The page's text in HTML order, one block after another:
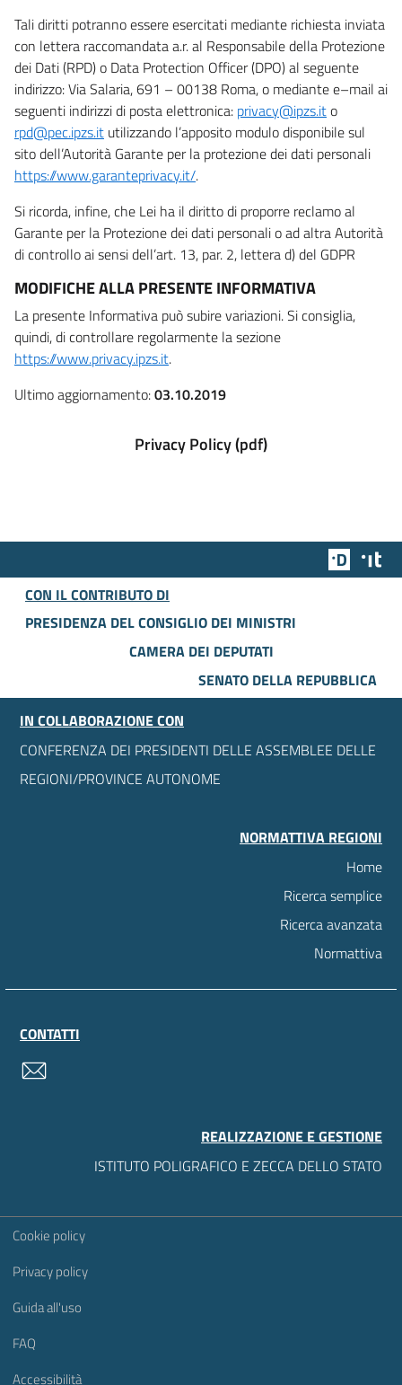
Tali diritti potranno essere esercitati mediante richiesta inviata
con lettera raccomandata a.r. al Responsabile della Protezione
dei Dati (RPD) o Data Protection Officer (DPO) al seguente
indirizzo: Via Salaria, 691 – 00138 Roma, o mediante e–mail ai
seguenti indirizzi di posta elettronica: privacy@ipzs.ito
rpd@pec.ipzs.it utilizzando l’apposito modulo disponibile sul
sito dell’Autorità Garante per la protezione dei dati personali
https://www.garanteprivacy.it/.
Si ricorda, infine, che Lei ha il diritto di proporre reclamo al
Garante per la Protezione dei dati personali o ad altra Autorità
di controllo ai sensi dell’art. 13, par. 2, lettera d) del GDPR
MODIFICHE ALLA PRESENTE INFORMATIVA
La presente Informativa può subire variazioni. Si consiglia,
quindi, di controllare regolarmente la sezione
https://www.privacy.ipzs.it.
Ultimo aggiornamento:03.10.2019
Privacy Policy (pdf)
Team
CON IL CONTRIBUTO DI
PRESIDENZA DEL CONSIGLIO DEI MINISTRI
CAMERA DEI DEPUTATI
SENATO DELLA REPUBBLICA
IN COLLABORAZIONE CON
CONFERENZA DEI PRESIDENTI DELLE ASSEMBLEE DELLE
REGIONI/PROVINCE AUTONOME
NORMATTIVA REGIONI
Home
Ricerca semplice
Ricerca avanzata
Normattiva
CONTATTI
REALIZZAZIONE E GESTIONE
ISTITUTO POLIGRAFICO E ZECCA DELLO STATO
Sezione Link Utili
Cookie policy
Privacy policy
Guida all'uso
FAQ
Accessibilità